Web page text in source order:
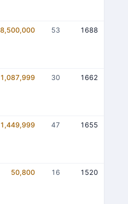
8,500,000 53 1688
1,087,999 30 1662
1,449,999 47 1655
50,800 16 1520